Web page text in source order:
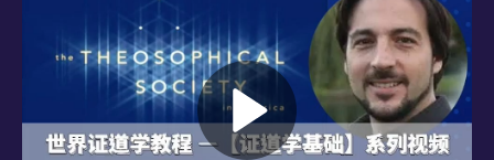
总部及历届会长
相关国际网站
伍廷芳与证道学在中国的历史